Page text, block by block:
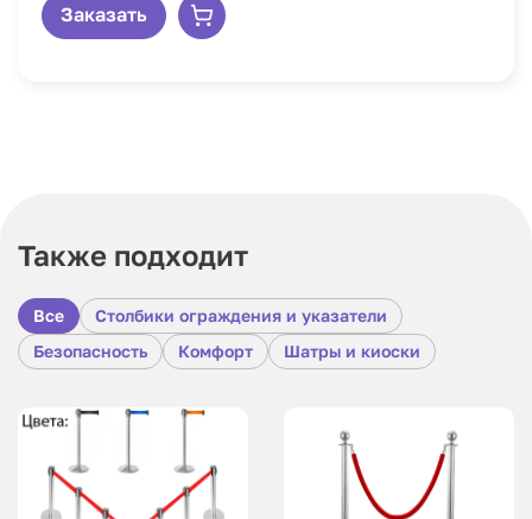
Заказать
Также подходит
Все
Столбики ограждения и указатели
Безопасность
Комфорт Шатры и киоски